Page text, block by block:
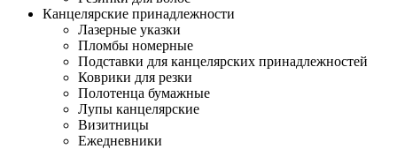
Канцелярские принадлежности
Лазерные указки
Пломбы номерные
Подставки для канцелярских принадлежностей
Коврики для резки
Полотенца бумажные
Лупы канцелярские
Визитницы
Ежедневники